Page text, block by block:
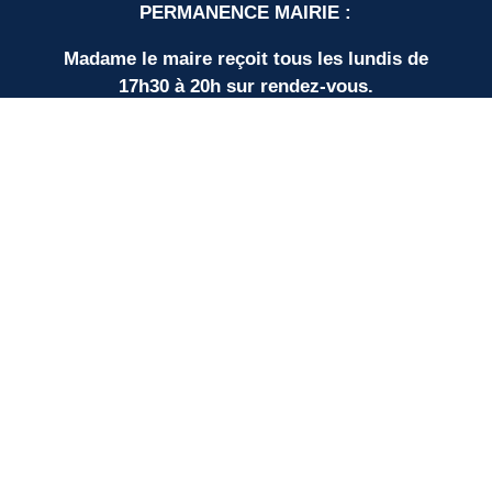
PERMANENCE MAIRIE :
Madame le maire reçoit tous les lundis de
17h30 à 20h sur rendez-vous.